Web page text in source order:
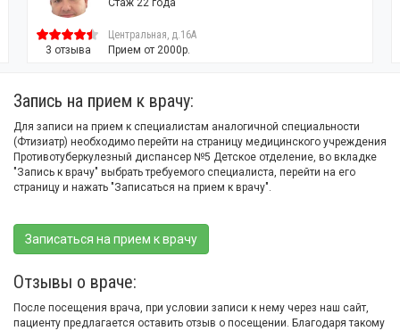
3 отзыва
Стаж 22 года
Центральная, д.16А
Прием от 2000р.
Запись на прием к врачу:
Для записи на прием к специалистам аналогичной специальности
(Фтизиатр) необходимо перейти на страницу медицинского учреждения
Противотуберкулезный диспансер №5 Детское отделение, во вкладке
"Запись к врачу" выбрать требуемого специалиста, перейти на его
страницу и нажать "Записаться на прием к врачу".
Записаться на прием к врачу
Отзывы о враче:
После посещения врача, при условии записи к нему через наш сайт,
пациенту предлагается оставить отзыв о посещении. Благодаря такому